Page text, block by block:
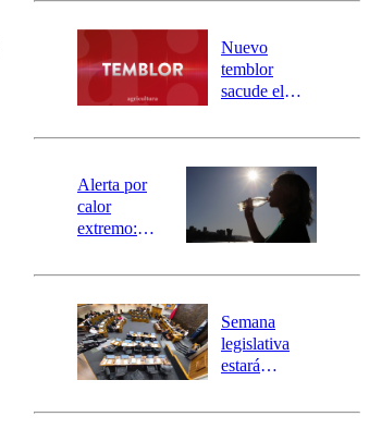
río Damas:
activa
mensajería
SAE
Nuevo
temblor
sacude el
revisa la
epicentro
Alerta por
calor
extremo:
activa Alerta
Preventiva en
tres comunas
Semana
legislativa
estará
el fin de la